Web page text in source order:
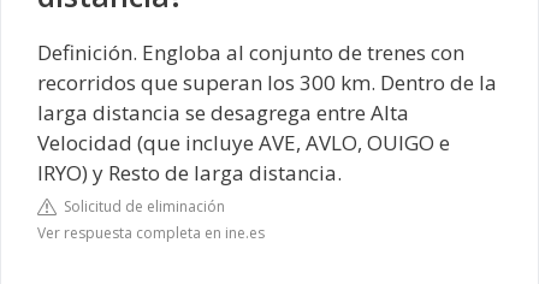
Definición. Engloba al conjunto de trenes con
recorridos que superan los 300 km. Dentro de la
larga distancia se desagrega entre Alta
Velocidad (que incluye AVE, AVLO, OUIGO e
IRYO) y Resto de larga distancia.
Solicitud de eliminación
Ver respuesta completa en ine.es